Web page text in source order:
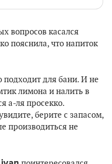
вопросов касался
пояснила, что напиток
подходит для бани. И не
лимона и налить в
а-ля просекко.
берите с запасом,
производиться не